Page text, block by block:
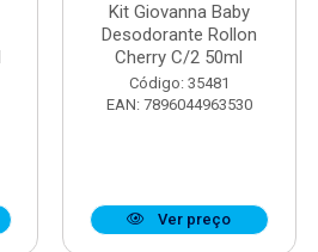
Kit Giovanna Baby
Desodorante Rollon
Cherry C/2 50ml
Código: 35481
EAN: 7896044963530
Ver preço